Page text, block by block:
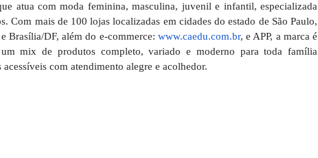
atua com moda feminina, masculina, juvenil e infantil, especializada
Com mais de 100 lojas localizadas em cidades do estado de São Paulo,
Brasília/DF, além do e-commerce: www.caedu.com.br, e APP, a marca é
mix de produtos completo, variado e moderno para toda família
com atendimento alegre e acolhedor.